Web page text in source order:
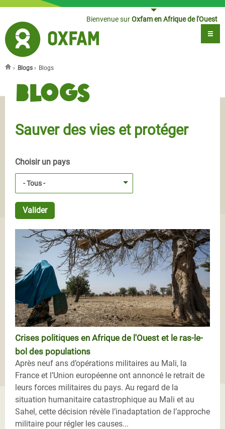
Bienvenue surOxfam en Afrique de l'Ouest
› Blogs › Blogs
Blogs
Sauver des vies et protéger
Choisir un pays
- Tous -
Crises politiques en Afrique de l'Ouest et le ras-le-
bol des populations
Après neuf ans d’opérations militaires au Mali, la
France et l’Union européenne ont annoncé le retrait de
leurs forces militaires du pays. Au regard de la
situation humanitaire catastrophique au Mali et au
Sahel, cette décision révèle l’inadaptation de l’approche
militaire pour régler les causes...